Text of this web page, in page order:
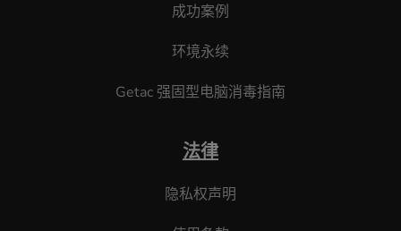
成功案例
环境永续
Getac 强固型电脑消毒指南
法律
隐私权声明